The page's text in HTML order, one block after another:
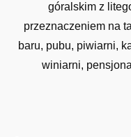
góralskim z
przeznaczeniem na
baru, pubu, piwiarni,
winiarni,